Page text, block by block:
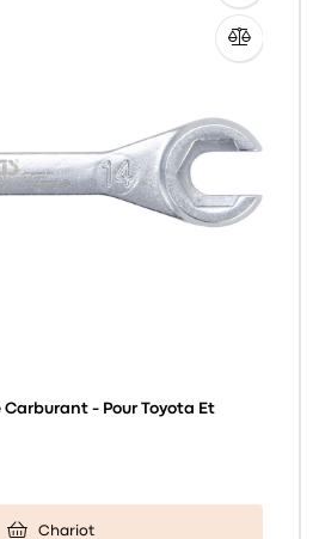
Carburant - Pour Toyota Et
Chariot